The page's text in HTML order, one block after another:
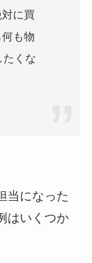
に買
も物
たくな
当になった
はいくつか